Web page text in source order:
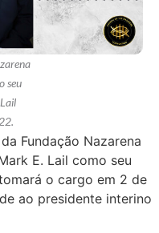
seu
Fundação Nazarena
E. Lail como seu
o cargo em 2 de
ao presidente interino